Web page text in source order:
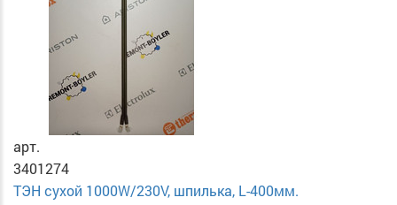
арт.
3401274
ТЭН сухой 1000W/230V, шпилька, L-400мм.